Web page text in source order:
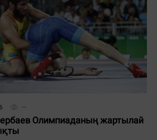
Олимпиаданың жартылай